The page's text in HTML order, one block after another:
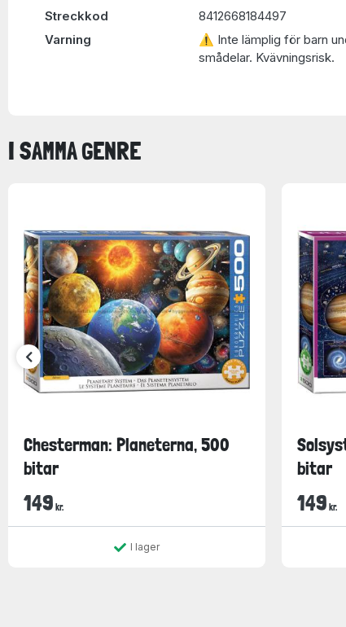
Streckkod
8412668184497
Varning
⚠ Inte lämplig för barn
smådelar. Kvävningsrisk.
I SAMMA GENRE
Chesterman: Planeterna, 500
bitar
149 kr.
I lager
bitar
149 kr.